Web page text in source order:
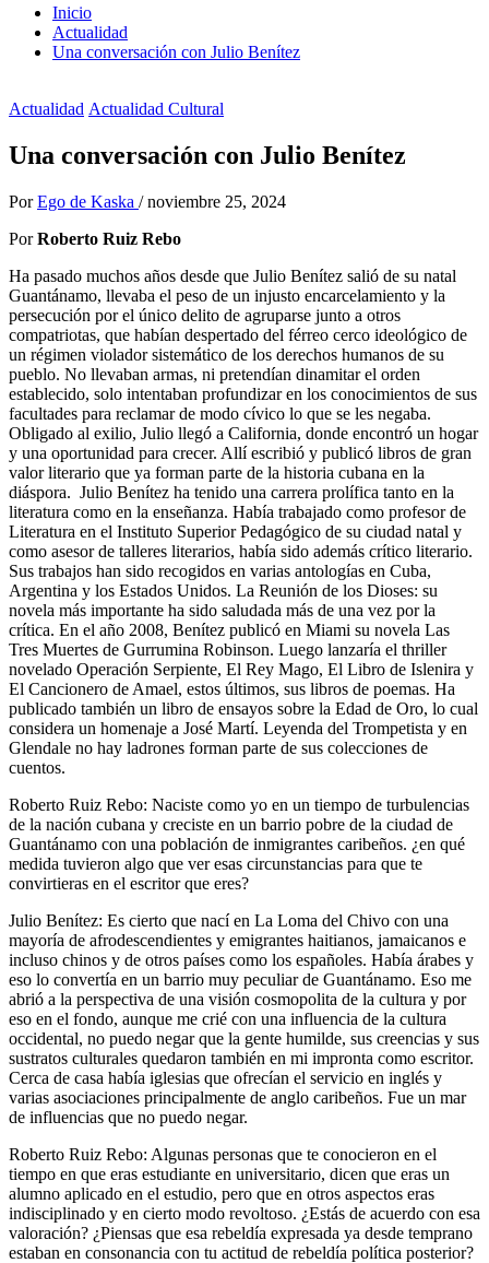
Inicio
Actualidad
Una conversación con Julio Benítez
Actualidad Actualidad Cultural
Una conversación con Julio Benítez
Por Ego de Kaska / noviembre 25, 2024
PorRoberto Ruiz Rebo
Ha pasado muchos años desde que Julio Benítez salió de su natal
Guantánamo, llevaba el peso de un injusto encarcelamiento y la
persecución por el único delito de agruparse junto a otros
compatriotas, que habían despertado del férreo cerco ideológico de
un régimen violador sistemático de los derechos humanos de su
pueblo. No llevaban armas, ni pretendían dinamitar el orden
establecido, solo intentaban profundizar en los conocimientos de sus
facultades para reclamar de modo cívico lo que se les negaba.
Obligado al exilio, Julio llegó a California, donde encontró un hogar
y una oportunidad para crecer. Allí escribió y publicó libros de gran
valor literario que ya forman parte de la historia cubana en la
diáspora. Julio Benítez ha tenido una carrera prolífica tanto en la
literatura como en la enseñanza. Había trabajado como profesor de
Literatura en el Instituto Superior Pedagógico de su ciudad natal y
como asesor de talleres literarios, había sido además crítico literario.
Sus trabajos han sido recogidos en varias antologías en Cuba,
Argentina y los Estados Unidos. La Reunión de los Dioses: su
novela más importante ha sido saludada más de una vez por la
crítica. En el año 2008, Benítez publicó en Miami su novela Las
Tres Muertes de Gurrumina Robinson. Luego lanzaría el thriller
novelado Operación Serpiente, El Rey Mago, El Libro de Islenira y
El Cancionero de Amael, estos últimos, sus libros de poemas. Ha
publicado también un libro de ensayos sobre la Edad de Oro, lo cual
considera un homenaje a José Martí. Leyenda del Trompetista y en
Glendale no hay ladrones forman parte de sus colecciones de
cuentos.
Roberto Ruiz Rebo: Naciste como yo en un tiempo de turbulencias
de la nación cubana y creciste en un barrio pobre de la ciudad de
Guantánamo con una población de inmigrantes caribeños. ¿en qué
medida tuvieron algo que ver esas circunstancias para que te
convirtieras en el escritor que eres?
Julio Benítez: Es cierto que nací en La Loma del Chivo con una
mayoría de afrodescendientes y emigrantes haitianos, jamaicanos e
incluso chinos y de otros países como los españoles. Había árabes y
eso lo convertía en un barrio muy peculiar de Guantánamo. Eso me
abrió a la perspectiva de una visión cosmopolita de la cultura y por
eso en el fondo, aunque me crié con una influencia de la cultura
occidental, no puedo negar que la gente humilde, sus creencias y sus
sustratos culturales quedaron también en mi impronta como escritor.
Cerca de casa había iglesias que ofrecían el servicio en inglés y
varias asociaciones principalmente de anglo caribeños. Fue un mar
de influencias que no puedo negar.
Roberto Ruiz Rebo: Algunas personas que te conocieron en el
tiempo en que eras estudiante en universitario, dicen que eras un
alumno aplicado en el estudio, pero que en otros aspectos eras
indisciplinado y en cierto modo revoltoso. ¿Estás de acuerdo con esa
valoración? ¿Piensas que esa rebeldía expresada ya desde temprano
estaban en consonancia con tu actitud de rebeldía política posterior?